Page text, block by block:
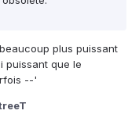
plus puissant
puissant que le
--'